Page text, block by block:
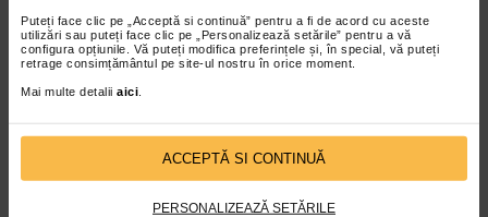
Puteți face clic pe „Acceptă si continuă” pentru a fi de acord cu aceste
utilizări sau puteți face clic pe „Personalizează setările” pentru a vă
configura opțiunile. Vă puteți modifica preferințele și, în special, vă puteți
retrage consimțământul pe site-ul nostru în orice moment.
Mai multe detalii aici
ACCEPTĂ SI CONTINUĂ
PERSONALIZEAZĂ SETĂRILE
Ducray sampon keratoreductor
Kertyol PSO se adreseaza
persoanelor care se confrunta cu…
Crema keratoreductoare Ducray
este o crema calmanta
recomandata pentru tratarea…